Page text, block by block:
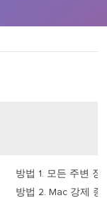
방법 1. 모든 주변 장
방법 2. Mac 강제 종